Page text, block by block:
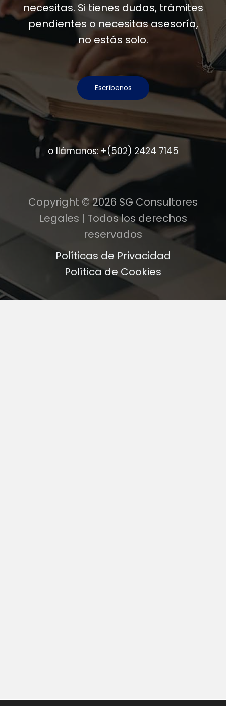
necesitas. Si tienes dudas, trámites
pendientes o necesitas asesoría,
no estás solo.
Escríbenos
o llámanos: +(502) 2424 7145
Copyright © 2026 SG Consultores
Legales | Todos los derechos
reservados
Políticas de Privacidad
Política de Cookies